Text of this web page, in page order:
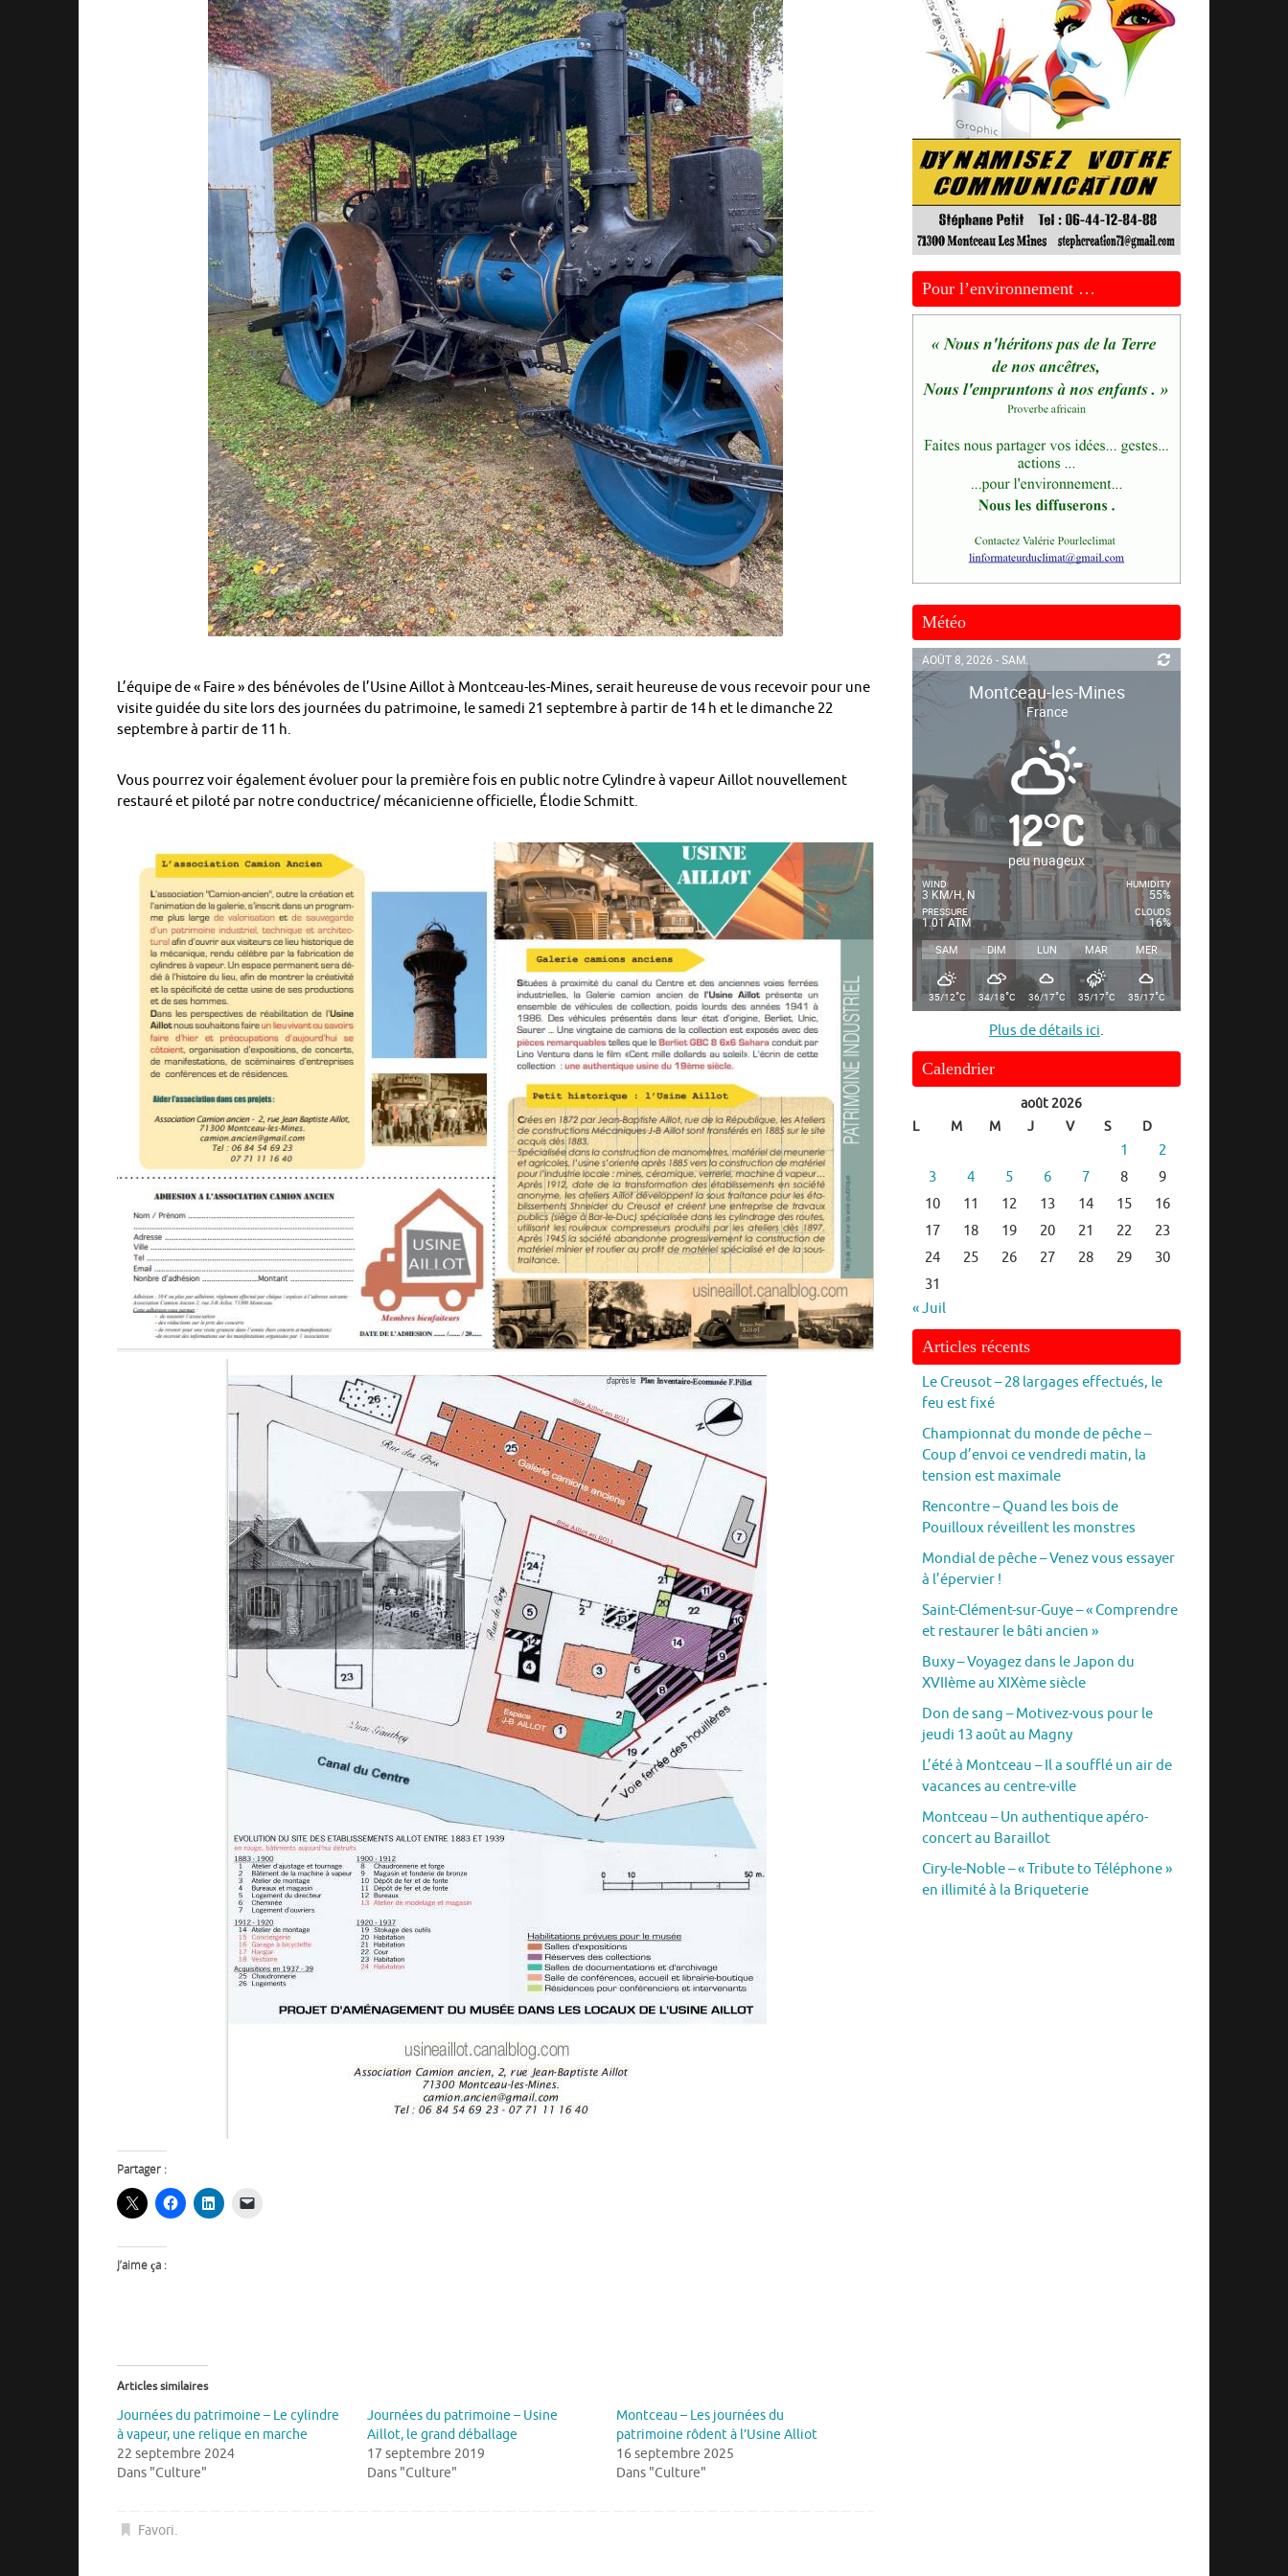
L’équipe de « Faire » des bénévoles de l’Usine Aillot à Montceau-les-Mines, serait heureuse de vous recevoir pour une
visite guidée du site lors des journées du patrimoine, le samedi 21 septembre à partir de 14 h et le dimanche 22
septembre à partir de 11 h.
Vous pourrez voir également évoluer pour la première fois en public notre Cylindre à vapeur Aillot nouvellement
restauré et piloté par notre conductrice/ mécanicienne officielle, Élodie Schmitt.
Partager :
J’aime ça :
Articles similaires
Journées du patrimoine – Le cylindre
à vapeur, une relique en marche
22 septembre 2024
Dans "Culture"
Journées du patrimoine – Usine
Aillot, le grand déballage
17 septembre 2019
Dans "Culture"
Montceau – Les journées du
patrimoine rôdent à l’Usine Alliot
16 septembre 2025
Dans "Culture"
Favori.
Pour l’environnement …
Météo
AOÛT 8, 2026 - SAM.
Montceau-les-Mines
France
12°C
peu nuageux
WIND
3 KM/H, N
PRESSURE
1.01 ATM
HUMIDITY
55%
CLOUDS
16%
SAM DIM LUN MAR MER
35/12°C 34/18°C 36/17°C 35/17°C 35/17°C
Plus de détails ici.
Calendrier
août 2026
L
M M J V S D
1
2
3
4 5 6 7 8
9
10
11 12 13 14 15
16
17
18 19 20 21 22
23
24
25 26 27 28 29
30
31
« Juil
Articles récents
Le Creusot – 28 largages effectués, le
feu est fixé
Championnat du monde de pêche –
Coup d’envoi ce vendredi matin, la
tension est maximale
Rencontre – Quand les bois de
Pouilloux réveillent les monstres
Mondial de pêche – Venez vous essayer
à l’épervier !
Saint-Clément-sur-Guye – « Comprendre
et restaurer le bâti ancien »
Buxy – Voyagez dans le Japon du
XVIIème au XIXème siècle
Don de sang – Motivez-vous pour le
jeudi 13 août au Magny
L’été à Montceau – Il a soufflé un air de
vacances au centre-ville
Montceau – Un authentique apéro-
concert au Baraillot
Ciry-le-Noble – « Tribute to Téléphone »
en illimité à la Briqueterie